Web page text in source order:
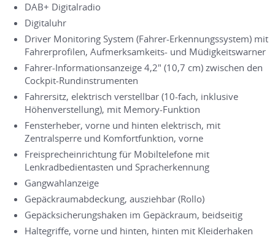
DAB+ Digitalradio
Digitaluhr
Driver Monitoring System (Fahrer-Erkennungssystem) mit
Fahrerprofilen, Aufmerksamkeits- und Müdigkeitswarner
Fahrer-Informationsanzeige 4,2" (10,7 cm) zwischen den
Cockpit-Rundinstrumenten
Fahrersitz, elektrisch verstellbar (10-fach, inklusive
Höhenverstellung), mit Memory-Funktion
Fensterheber, vorne und hinten elektrisch, mit
Zentralsperre und Komfortfunktion, vorne
Freisprecheinrichtung für Mobiltelefone mit
Lenkradbedientasten und Spracherkennung
Gangwahlanzeige
Gepäckraumabdeckung, ausziehbar (Rollo)
Gepäcksicherungshaken im Gepäckraum, beidseitig
Haltegriffe, vorne und hinten, hinten mit Kleiderhaken